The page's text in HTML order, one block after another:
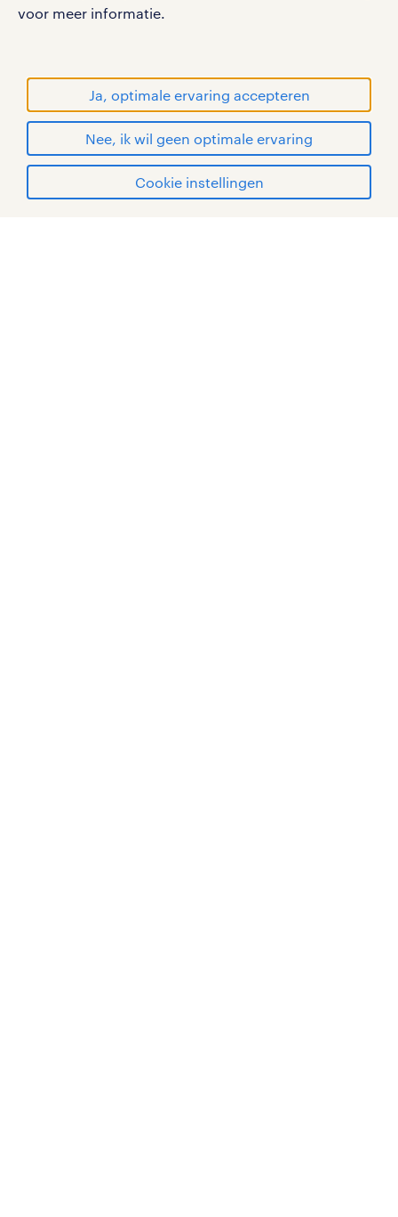
voor meer informatie.
Ja, optimale ervaring accepteren
Nee, ik wil geen optimale ervaring
Cookie instellingen
WORLD OF WORK zijn geregistreerde